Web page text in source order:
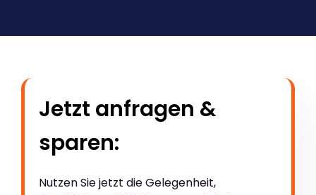
Jetzt anfragen &
sparen:
Nutzen Sie jetzt die Gelegenheit,